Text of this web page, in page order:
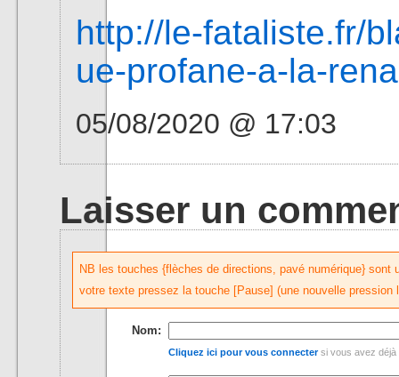
http://le-fataliste.fr/
ue-profane-a-la-
05/08/2020 @ 17:03
Laisser un
NB les touches {flèches de directions, pavé numérique}
votre texte pressez la touche [Pause] (une nouvelle pression
Nom:
Cliquez ici pour vous connectersi vous avez déjà